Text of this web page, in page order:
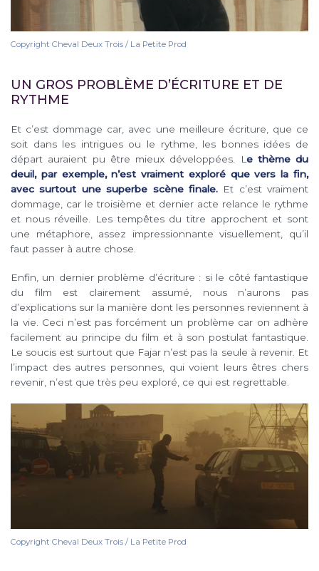
Copyright Cheval Deux Trois / La Petite Prod
UN GROS PROBLÈME D’ÉCRITURE ET DE
RYTHME
Et c’est dommage car, avec une meilleure écriture, que ce
soit dans les intrigues ou le rythme, les bonnes idées de
départ auraient pu être mieux développées. L e thème du
deuil, par exemple, n’est vraiment exploré que vers la fin,
avec surtout une superbe scène finale.Et c’est vraiment
dommage, car le troisième et dernier acte relance le rythme
et nous réveille. Les tempêtes du titre approchent et sont
une métaphore, assez impressionnante visuellement, qu’il
faut passer à autre chose.
Enfin, un dernier problème d’écriture : si le côté fantastique
du film est clairement assumé, nous n’aurons pas
d’explications sur la manière dont les personnes reviennent à
la vie. Ceci n’est pas forcément un problème car on adhère
facilement au principe du film et à son postulat fantastique.
Le soucis est surtout que Fajar n’est pas la seule à revenir. Et
l’impact des autres personnes, qui voient leurs êtres chers
revenir, n’est que très peu exploré, ce qui est regrettable.
Copyright Cheval Deux Trois / La Petite Prod